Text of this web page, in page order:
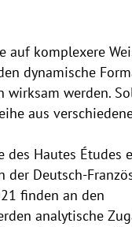
auf komplexere
dynamische
wirksam werden.
aus
Hautes Études
der Deutsch-
finden an den
analytische